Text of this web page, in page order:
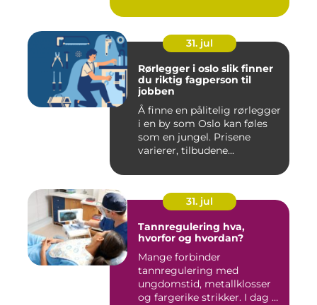
31. jul
Rørlegger i oslo slik finner
du riktig fagperson til
jobben
Å finne en pålitelig rørlegger
i en by som Oslo kan føles
som en jungel. Prisene
varierer, tilbudene...
31. jul
Tannregulering hva,
hvorfor og hvordan?
Mange forbinder
tannregulering med
ungdomstid, metallklosser
og fargerike strikker. I dag er